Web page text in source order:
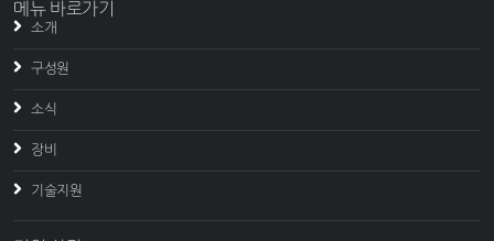
메뉴 바로가기
소개
구성원
소식
장비
기술지원